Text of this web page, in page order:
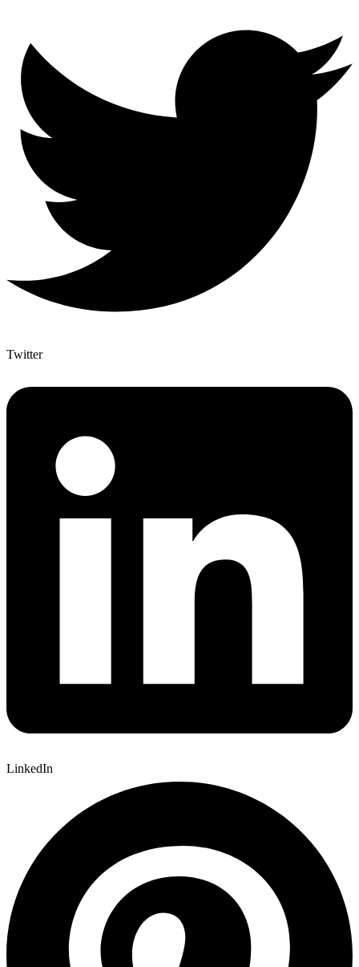
Twitter
LinkedIn